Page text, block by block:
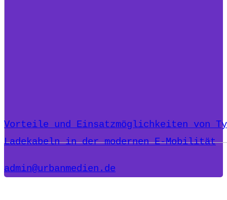
Vorteile und Einsatzmöglichkeiten von
Ladekabeln in der modernen E-Mobilität
admin@urbanmedien.de